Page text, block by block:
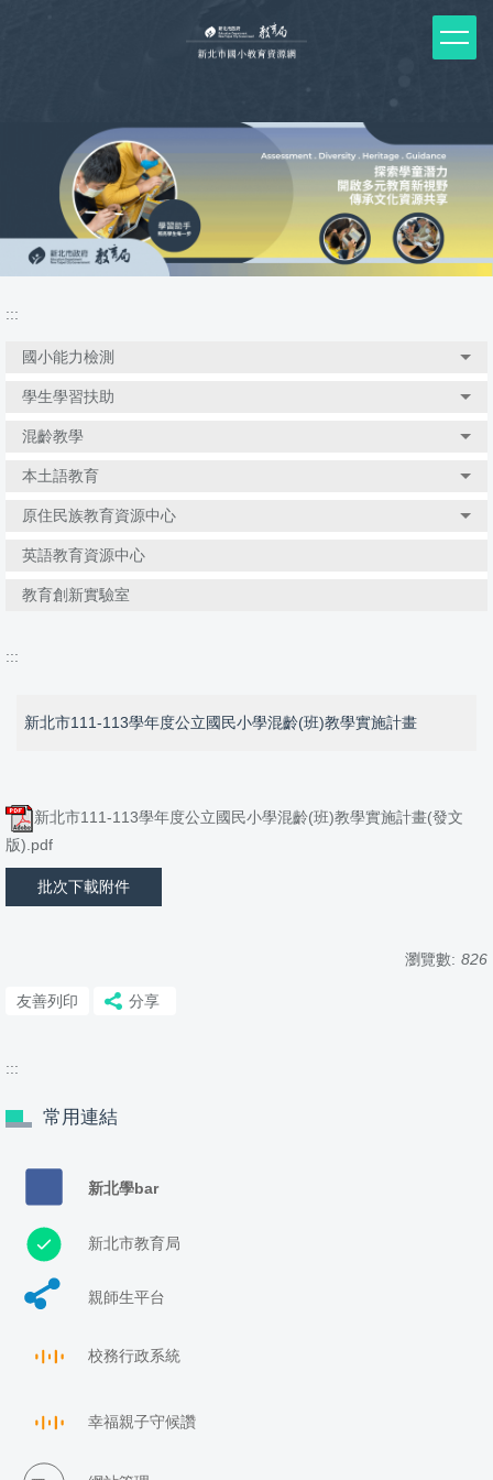
:::
國小能力檢測
學生學習扶助
混齡教學
本土語教育
原住民族教育資源中心
英語教育資源中心
教育創新實驗室
:::
新北市111-113學年度公立國民小學混齡(班)教學實施計畫
新北市111-113學年度公立國民小學混齡(班)教學實施計畫(發文
版).pdf
批次下載附件
瀏覽數: 826
友善列印 分享
:::
常用連結
新北學bar
新北市教育局
親師生平台
校務行政系統
幸福親子守候讚